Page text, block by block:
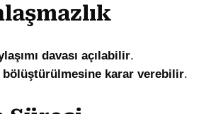
davası açılabilir.
karar verebilir.